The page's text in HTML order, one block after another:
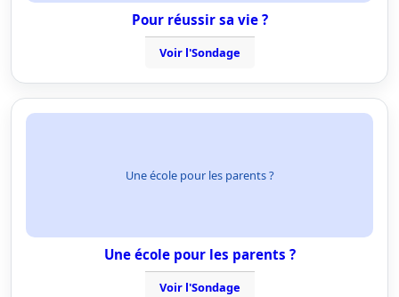
Pour réussir sa vie ?
Voir l'Sondage
Une école pour les parents ?
Une école pour les parents ?
Voir l'Sondage